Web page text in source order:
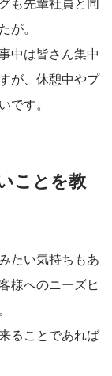
。
中は皆さん集中
が、休憩中やプ
す。
ことを教
たい気持ちもあ
様へのニーズヒ
ることであれば